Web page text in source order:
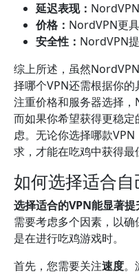
延迟表现：
价格： NordVPN更具
安全性： NordVPN
综上所述，虽然
择哪个VPN还需根据你
注重价格和服务器选择
而如果你希望获得更稳
虑。无论你选择哪款
求，才能在吃鸡中获得最
如何选择适合自
选择适合的VPN能显著提
需要考虑多个因素，以
是在进行吃鸡游戏时。
首先，您需要关注速度。